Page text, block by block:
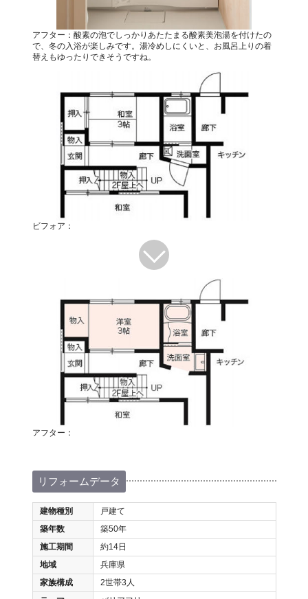
アフター：酸素の泡でしっかりあたたまる酸素美泡湯を付けたの
で、冬の入浴が楽しみです。湯冷めしにくいと、お風呂上りの着
替えもゆったりできそうですね。
ビフォア：
アフター：
リフォームデータ
建物種別
戸建て
築年数
築50年
施工期間
約14日
地域
兵庫県
家族構成
2世帯3人